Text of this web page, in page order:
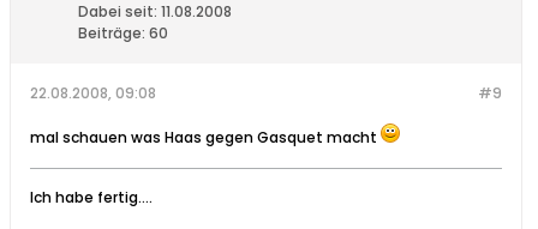
Dabei seit: 11.08.2008
Beiträge: 60
#9
22.08.2008, 09:08
mal schauen was Haas gegen Gasquet macht
Ich habe fertig....